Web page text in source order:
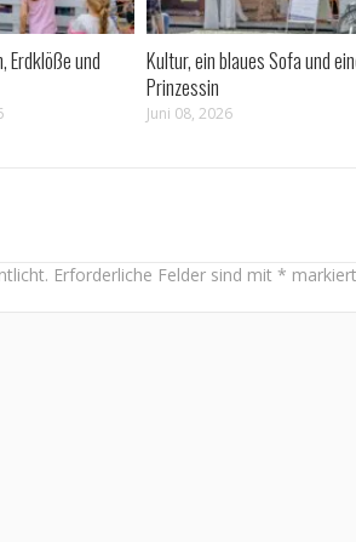
Erdklöße und
Kultur, ein blaues Sofa und
Prinzessin
Juni 08, 2026
Erforderliche Felder sind mit * markiert